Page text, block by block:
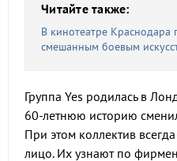
Читайте также:
В кинотеатре Краснодара
смешанным боевым
Группа Yes родилась в
60-летнюю историю
При этом коллектив
лицо. Их узнают по